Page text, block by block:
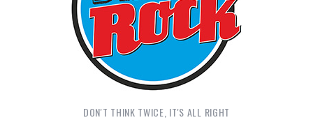
DON'T THINK TWICE, IT'S ALL RIGHT